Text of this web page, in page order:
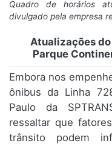
Quadro de horários
divulgado pela empresa
Atualizações
Parque
Embora nos
ônibus da Linha
Paulo da
ressaltar que
trânsito podem